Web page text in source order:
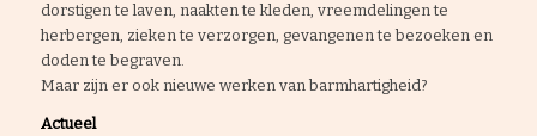
dorstigen te laven, naakten te kleden, vreemdelingen te
herbergen, zieken te verzorgen, gevangenen te bezoeken en
doden te begraven.
Maar zijn er ook nieuwe werken van barmhartigheid?
Actueel